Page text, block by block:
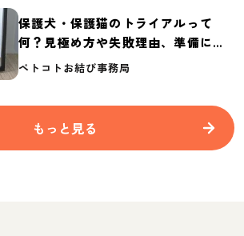
保護犬・保護猫のトライアルって
何？見極め方や失敗理由、準備に必
要なものを紹介
ペトコトお結び事務局
もっと見る